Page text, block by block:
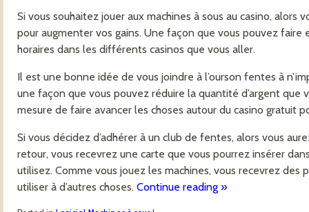
Si vous souhaitez jouer aux machines à sous au casino,
pour augmenter vos gains. Une façon que vous pouvez
horaires dans les différents casinos que vous aller.
Il est une bonne idée de vous joindre à l’ourson fentes à
une façon que vous pouvez réduire la quantité d’argent que
mesure de faire avancer les choses autour du casino gratuit
Si vous décidez d’adhérer à un club de fentes, alors vous
retour, vous recevrez une carte que vous pourrez insérer
utilisez. Comme vous jouez les machines, vous recevrez
utiliser à d’autres choses. Continue reading »